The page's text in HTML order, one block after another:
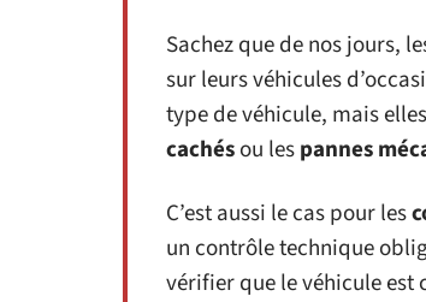
Sachez que de nos jours,
sur leurs véhicules
type de véhicule, mais
cachésou lespannes
C’est aussi le cas pour les
un contrôle technique
vérifier que le véhicule est